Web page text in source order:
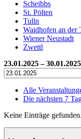
Scheibbs
St. Pölten
Tulln
Waidhofen an der
Wiener Neustadt
Zwettl
23.01.2025 – 30.01.2025
Alle
Die nächsten 7
Keine Einträge gefunden.